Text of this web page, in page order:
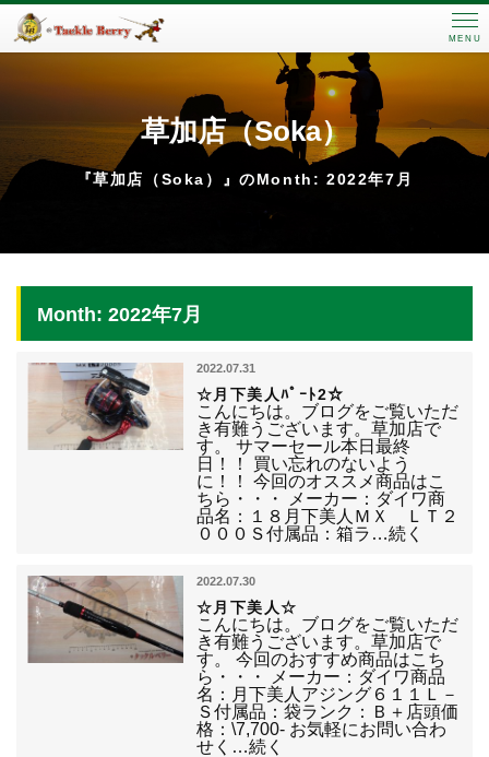
MENU
草加店（Soka）
『草加店（Soka）』のMonth: 2022年7月
Month: 2022年7月
2022.07.31
☆月下美人ﾊﾟｰﾄ2☆
こんにちは。ブログをご覧いただ
き有難うございます。草加店で
す。 サマーセール本日最終
日！！ 買い忘れのないよう
に！！ 今回のオススメ商品はこ
ちら・・・ メーカー：ダイワ商
品名：１８月下美人ＭＸ ＬＴ２
０００Ｓ付属品：箱ラ…続く
2022.07.30
☆月下美人☆
こんにちは。ブログをご覧いただ
き有難うございます。草加店で
す。 今回のおすすめ商品はこち
ら・・・ メーカー：ダイワ商品
名：月下美人アジング６１１Ｌ－
Ｓ付属品：袋ランク：Ｂ＋店頭価
格：\7,700- お気軽にお問い合わ
せく…続く